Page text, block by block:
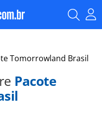
Tomorrowland Brasil
Pacote